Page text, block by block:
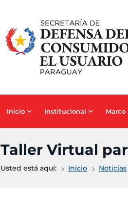
Inicio Institucional Marco
Taller Virtual
Usted está aquí: Inicio Noticias